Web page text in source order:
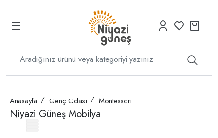
Anasayfa Genç Odası Montessori
Niyazi Güneş Mobilya